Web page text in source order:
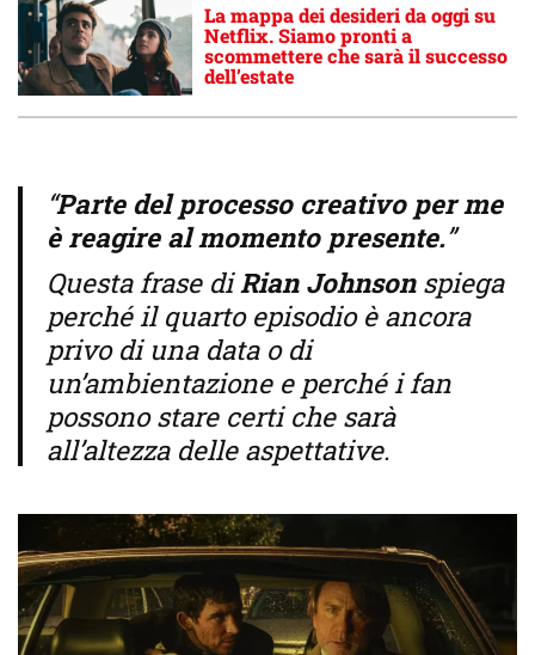
La mappa dei desideri da oggi su
Netflix. Siamo pronti a
scommettere che sarà il successo
dell’estate
“Parte del processo creativo per me
è reagire al momento presente.”
Questa frase diRian Johnsonspiega
perché il quarto episodio è ancora
privo di una data o di
un’ambientazione e perché i fan
possono stare certi che sarà
all’altezza delle aspettative.